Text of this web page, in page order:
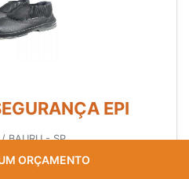
EPI
BAURU - SP
EPI, de maneira simplificada,
ORÇAMENTO